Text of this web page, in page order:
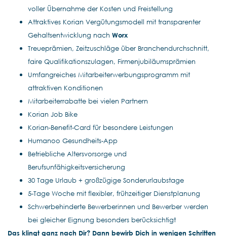
voller Übernahme der Kosten und Freistellung
Attraktives Korian Vergütungsmodell mit transparenter
Gehaltsentwicklung nach Worx
Treueprämien, Zeitzuschläge über Branchendurchschnitt,
faire Qualifikationszulagen, Firmenjubiläumsprämien
Umfangreiches Mitarbeiterwerbungsprogramm mit
attraktiven Konditionen
Mitarbeiterrabatte bei vielen Partnern
Korian Job Bike
Korian-Benefit-Card für besondere Leistungen
Humanoo Gesundheits-App
Betriebliche Altersvorsorge und
Berufsunfähigkeitsversicherung
30 Tage Urlaub + großzügige Sonderurlaubstage
5-Tage Woche mit flexibler, frühzeitiger Dienstplanung
Schwerbehinderte Bewerberinnen und Bewerber werden
bei gleicher Eignung besonders berücksichtigt
Das klingt ganz nach Dir? Dann bewirb Dich in wenigen Schritten